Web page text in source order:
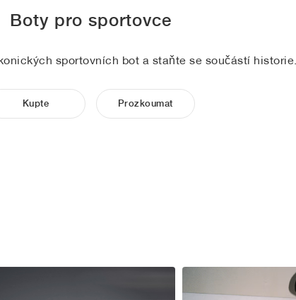
Boty pro sportovce
sportovních bot a staňte se součástí historie.
Kupte Prozkoumat